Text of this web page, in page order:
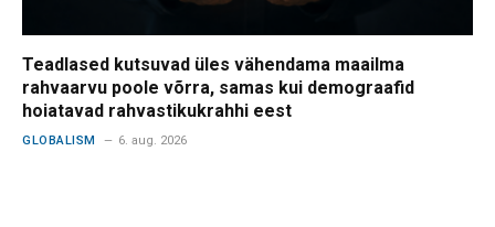
Teadlased kutsuvad üles vähendama maailma
rahvaarvu poole võrra, samas kui demograafid
hoiatavad rahvastikukrahhi eest
GLOBALISM 6. aug. 2026